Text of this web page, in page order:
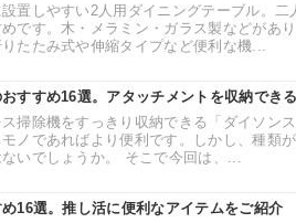
置しやすい2人用ダイニングテーブル。二
です。木・メラミン・ガラス製などがあ
たたみ式や伸縮タイプなど便利な機...
すすめ16選。アタッチメントを収納でき
掃除機をすっきり収納できる「ダイソン
ノであればより便利です。しかし、種類
いでしょうか。 そこで今回は、...
16選。推し活に便利なアイテムをご紹介